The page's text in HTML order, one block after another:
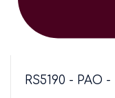
RS5190 - PAO